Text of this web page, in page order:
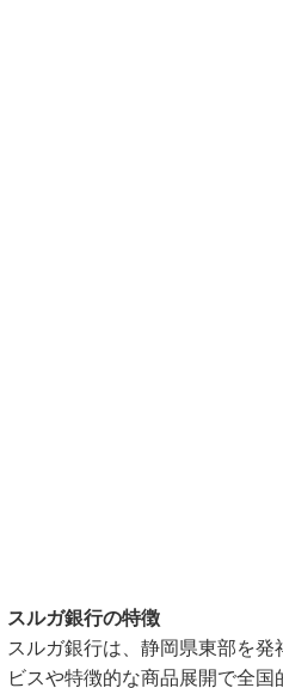
スルガ銀行の特徴
スルガ銀行は、静岡県東部を
ビスや特徴的な商品展開で全